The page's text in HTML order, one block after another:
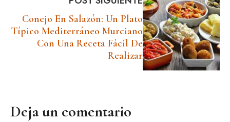
Conejo En Salazón: Un Plato
Típico Mediterráneo Murciano
Con Una Receta Fácil De
Realizar
Deja un comentario